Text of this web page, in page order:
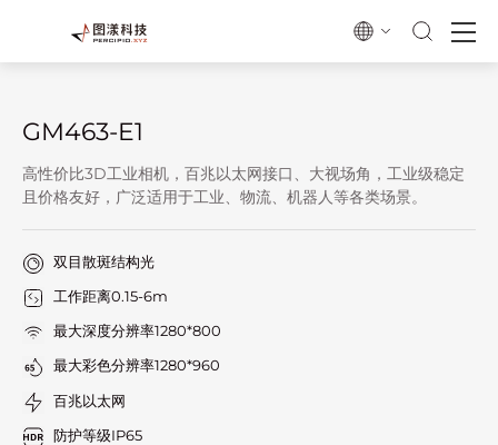
GM463-E1
高性价比3D工业相机，百兆以太网接口、大视场角，工业级稳定
且价格友好，广泛适用于工业、物流、机器人等各类场景。
双目散斑结构光
工作距离0.15-6m
最大深度分辨率1280*800
最大彩色分辨率1280*960
百兆以太网
防护等级IP65